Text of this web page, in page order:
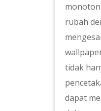
rubah
tidak
dapat